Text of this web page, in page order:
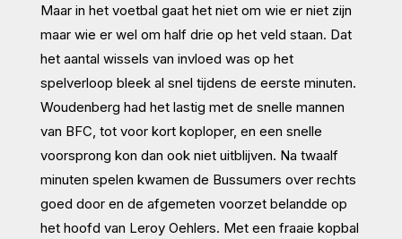
Maar in het voetbal gaat het niet om wie er niet zijn
maar wie er wel om half drie op het veld staan. Dat
het aantal wissels van invloed was op het
spelverloop bleek al snel tijdens de eerste minuten.
Woudenberg had het lastig met de snelle mannen
van BFC, tot voor kort koploper, en een snelle
voorsprong kon dan ook niet uitblijven. Na twaalf
minuten spelen kwamen de Bussumers over rechts
goed door en de afgemeten voorzet belandde op
het hoofd van Leroy Oehlers. Met een fraaie kopbal